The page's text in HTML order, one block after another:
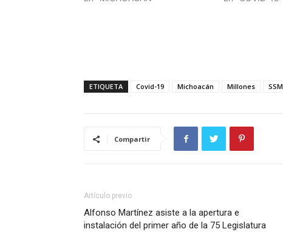
ETIQUETA Covid-19 Michoacán Millones SSM
Compartir
Artículo previo
Alfonso Martínez asiste a la apertura e
instalación del primer año de la 75 Legislatura